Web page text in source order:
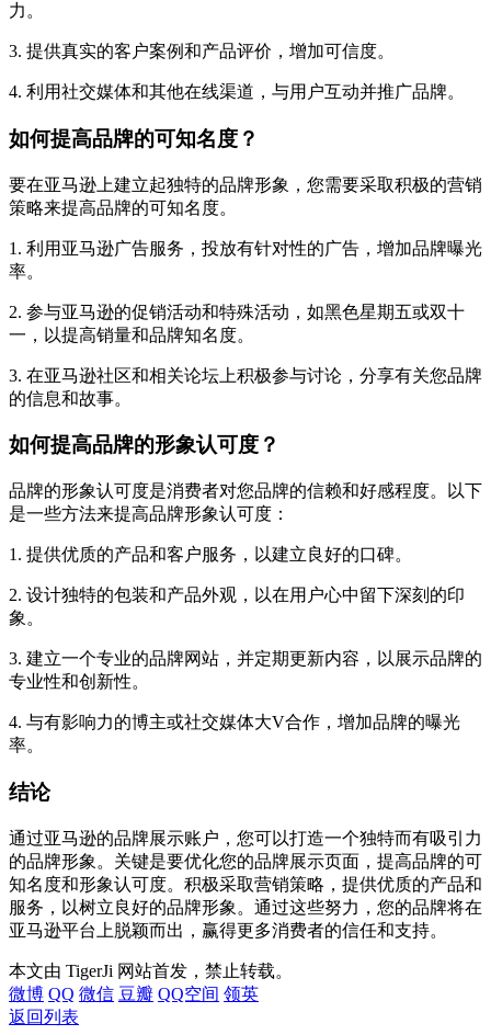
力。
3. 提供真实的客户案例和产品评价，增加可信度。
4. 利用社交媒体和其他在线渠道，与用户互动并推广品牌。
如何提高品牌的可知名度？
要在亚马逊上建立起独特的品牌形象，您需要采取积极的营销
策略来提高品牌的可知名度。
1. 利用亚马逊广告服务，投放有针对性的广告，增加品牌曝光
率。
2. 参与亚马逊的促销活动和特殊活动，如黑色星期五或双十
一，以提高销量和品牌知名度。
3. 在亚马逊社区和相关论坛上积极参与讨论，分享有关您品牌
的信息和故事。
如何提高品牌的形象认可度？
品牌的形象认可度是消费者对您品牌的信赖和好感程度。以下
是一些方法来提高品牌形象认可度：
1. 提供优质的产品和客户服务，以建立良好的口碑。
2. 设计独特的包装和产品外观，以在用户心中留下深刻的印
象。
3. 建立一个专业的品牌网站，并定期更新内容，以展示品牌的
专业性和创新性。
4. 与有影响力的博主或社交媒体大V合作，增加品牌的曝光
率。
结论
通过亚马逊的品牌展示账户，您可以打造一个独特而有吸引力
的品牌形象。关键是要优化您的品牌展示页面，提高品牌的可
知名度和形象认可度。积极采取营销策略，提供优质的产品和
服务，以树立良好的品牌形象。通过这些努力，您的品牌将在
亚马逊平台上脱颖而出，赢得更多消费者的信任和支持。
本文由 TigerJi 网站首发，禁止转载。
微博 QQ 微信 豆瓣 QQ空间 领英
返回列表